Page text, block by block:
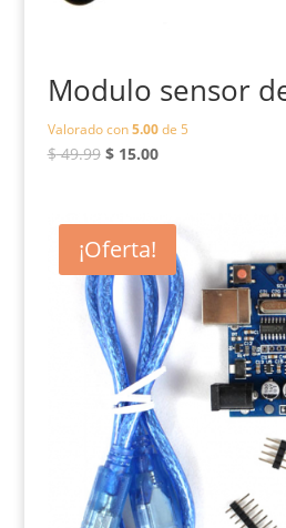
Modulo sensor
Valorado con5.00de 5
$49.99 El
era:
$ 49.99.
$15.00El
es:
$ 15.00.
¡Oferta!